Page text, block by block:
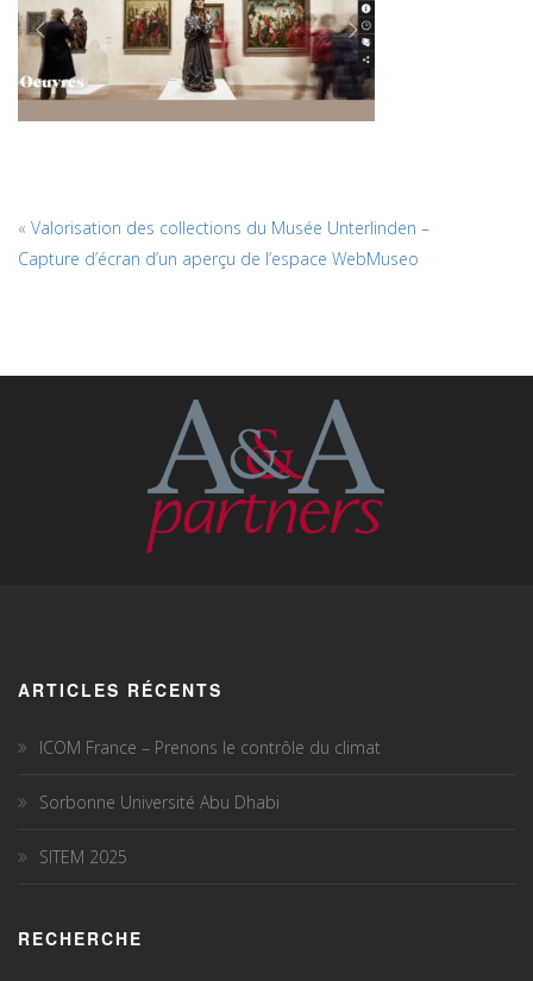
« Valorisation des collections du Musée Unterlinden –
Capture d’écran d’un aperçu de l’espace WebMuseo
ARTICLES RÉCENTS
ICOM France – Prenons le contrôle du climat
Sorbonne Université Abu Dhabi
SITEM 2025
RECHERCHE